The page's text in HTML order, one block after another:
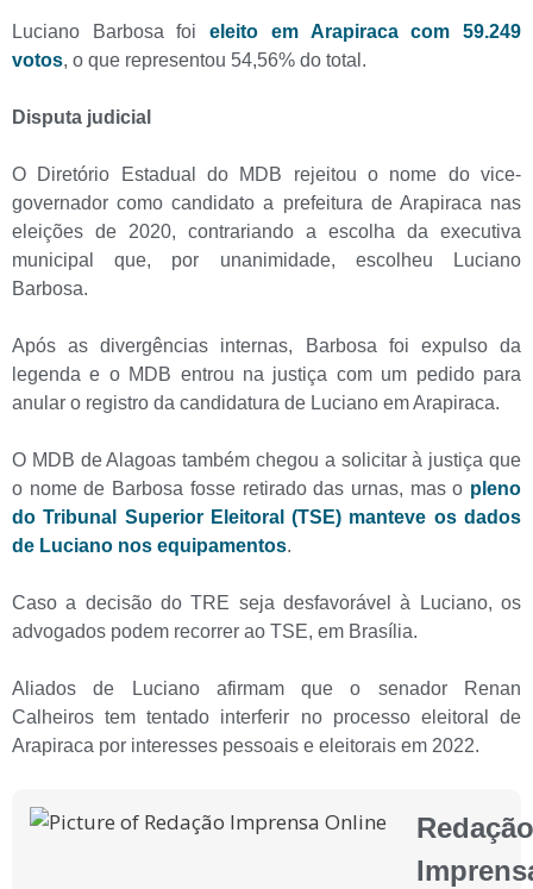
Luciano Barbosa foieleito em Arapiraca com 59.249
votos, o que representou 54,56% do total.
Disputa judicial
O Diretório Estadual do MDB rejeitou o nome do vice-
governador como candidato a prefeitura de Arapiraca nas
eleições de 2020, contrariando a escolha da executiva
municipal que, por unanimidade, escolheu Luciano
Barbosa.
Após as divergências internas, Barbosa foi expulso da
legenda e o MDB entrou na justiça com um pedido para
anular o registro da candidatura de Luciano em Arapiraca.
O MDB de Alagoas também chegou a solicitar à justiça que
o nome de Barbosa fosse retirado das urnas, mas o pleno
do Tribunal Superior Eleitoral (TSE) manteve os dados
de Luciano nos equipamentos.
Caso a decisão do TRE seja desfavorável à Luciano, os
advogados podem recorrer ao TSE, em Brasília.
Aliados de Luciano afirmam que o senador Renan
Calheiros tem tentado interferir no processo eleitoral de
Arapiraca por interesses pessoais e eleitorais em 2022.
Redação